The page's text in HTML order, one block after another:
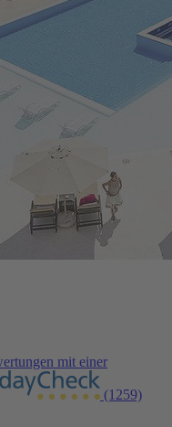
mit einer
(1259)